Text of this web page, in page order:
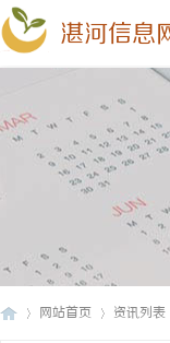
湛河信息
网站首页 资讯列表